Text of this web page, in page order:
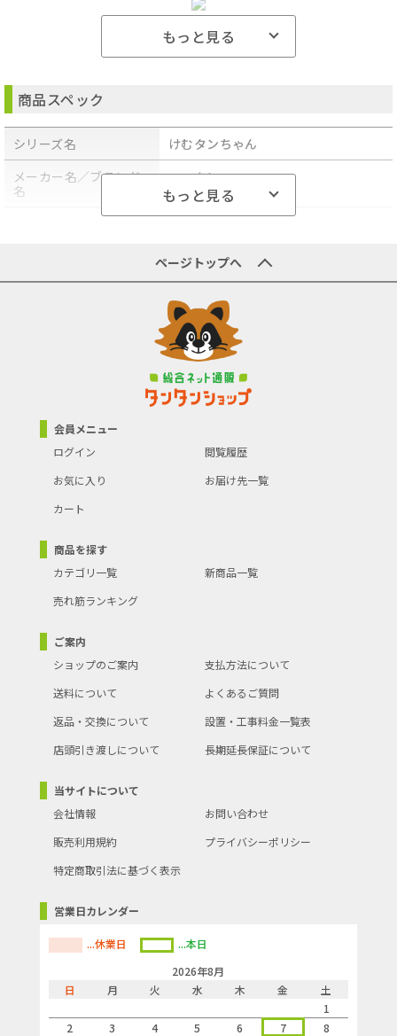
仕様
煙式
天井面・壁面
電池寿命目安
無線連動
-
重量
130 g
●女性、男性の声で交互に警報。
●鳴動パターンを変更し、ペアボイスが更に聞き取りやすく進化し
ました。
を妨げないように配慮しています。
●※ご使用にあたっては取扱説明書をよくお読み下さい
●寸法:外径:100×高さ:40.5mm 付属品:取付ベース、フック(壁取付
用、取付ベースに付属)、専用リチウム電池、取付ネジ、クギ
●材質:電池:専用リチウム電池 DC3V(電池寿命約10年)※使用環境に
より電池の寿命は短くなることがあります。
●沖縄・離島への配送料金は別途見積もり（配送不可の場合も有）
もっと見る
商品スペック
シリーズ名
けむタンちゃん
メーカー名／ブランド
名
ニッタン
煙式
無
ブランド名(カナ・英語)
ニッタン
商品の分類
もっと見る
ページトップへ
会員メニュー
ログイン
閲覧履歴
お気に入り
お届け先一覧
カート
商品を探す
カテゴリ一覧
新商品一覧
売れ筋ランキング
ご案内
ショップのご案内
支払方法について
送料について
よくあるご質問
返品・交換について
設置・工事料金一覧表
店頭引き渡しについて
長期延長保証について
当サイトについて
会社情報
お問い合わせ
販売利用規約
プライバシーポリシー
特定商取引法に基づく表示
営業日カレンダー
...休業日
...本日
2026年8月
日
月 火 水 木 金
土
1
2
3 4 5 6 7 8